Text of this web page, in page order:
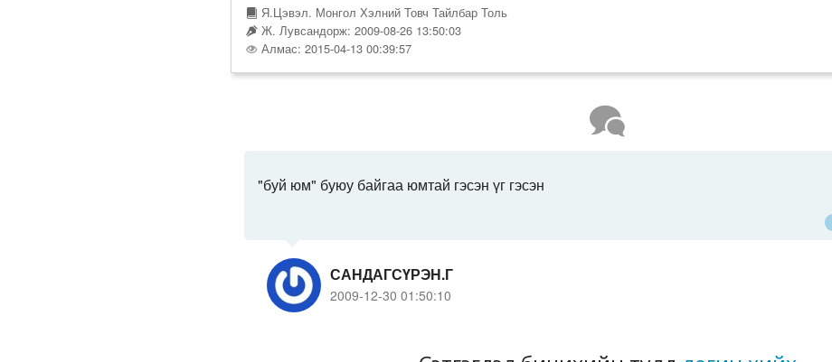
Я.Цэвэл. Монгол Хэлний Товч Тайлбар Толь
Ж. Лувсандорж: 2009-08-26 13:50:03
Алмас: 2015-04-13 00:39:57
"буй юм" буюу байгаа юмтай гэсэн үг гэсэн
САНДАГСҮРЭН.Г
2009-12-30 01:50:10